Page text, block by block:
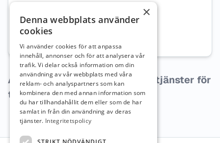
7696002984
Webbplats
Arbetsgivaren har inga lediga tjänster för
tillfället.
×
Denna webbplats använder
cookies
Vi använder cookies för att anpassa
innehåll, annonser och för att analysera vår
trafik. Vi delar också information om din
användning av vår webbplats med våra
reklam- och analyspartners som kan
kombinera den med annan information som
du har tillhandahållit dem eller som de har
samlat in från din användning av deras
tjänster. Integritetspolicy